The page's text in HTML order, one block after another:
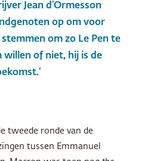
Jean d’Ormesson
op om voor
om zo Le Pen te
willen of niet, hij is de
tweede ronde van de
tussen Emmanuel